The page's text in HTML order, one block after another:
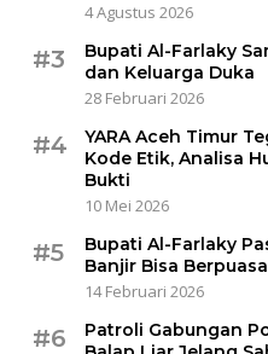
4 Agustus 2026
#3
Bupati Al-Farlaky
dan Keluarga Duka
28 Februari 2026
#4
YARA Aceh Timur
Kode Etik, Analisa
Bukti
10 Mei 2026
#5
Bupati Al-Farlaky
Banjir Bisa
14 Februari 2026
#6
Patroli Gabungan